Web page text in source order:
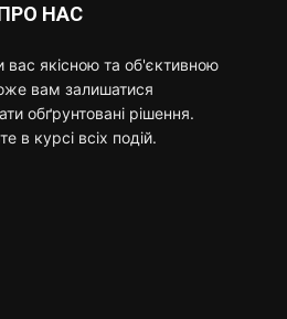
НАС
вас якісною та об'єктивною
вам залишатися
обґрунтовані рішення.
в курсі всіх подій.